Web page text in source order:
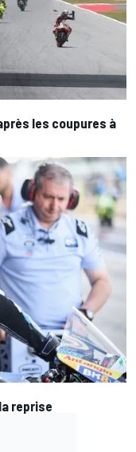
les coupures à
reprise